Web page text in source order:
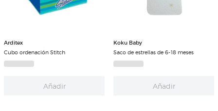
Arditex
Cubo ordenación Stitch
Añadir
Koku Baby
Saco de estrellas de 6-18 meses
Añadir